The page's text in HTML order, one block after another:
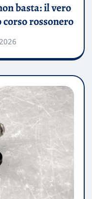
basta: il vero
rossonero